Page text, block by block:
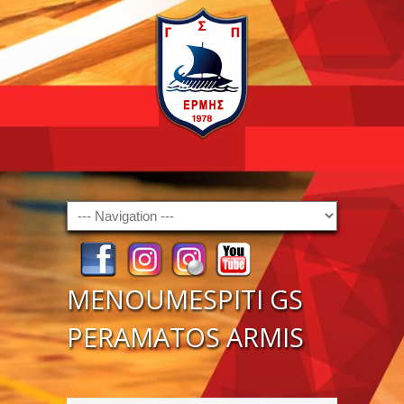
Navigation
MENOUMESPITI GS
PERAMATOS ARMIS